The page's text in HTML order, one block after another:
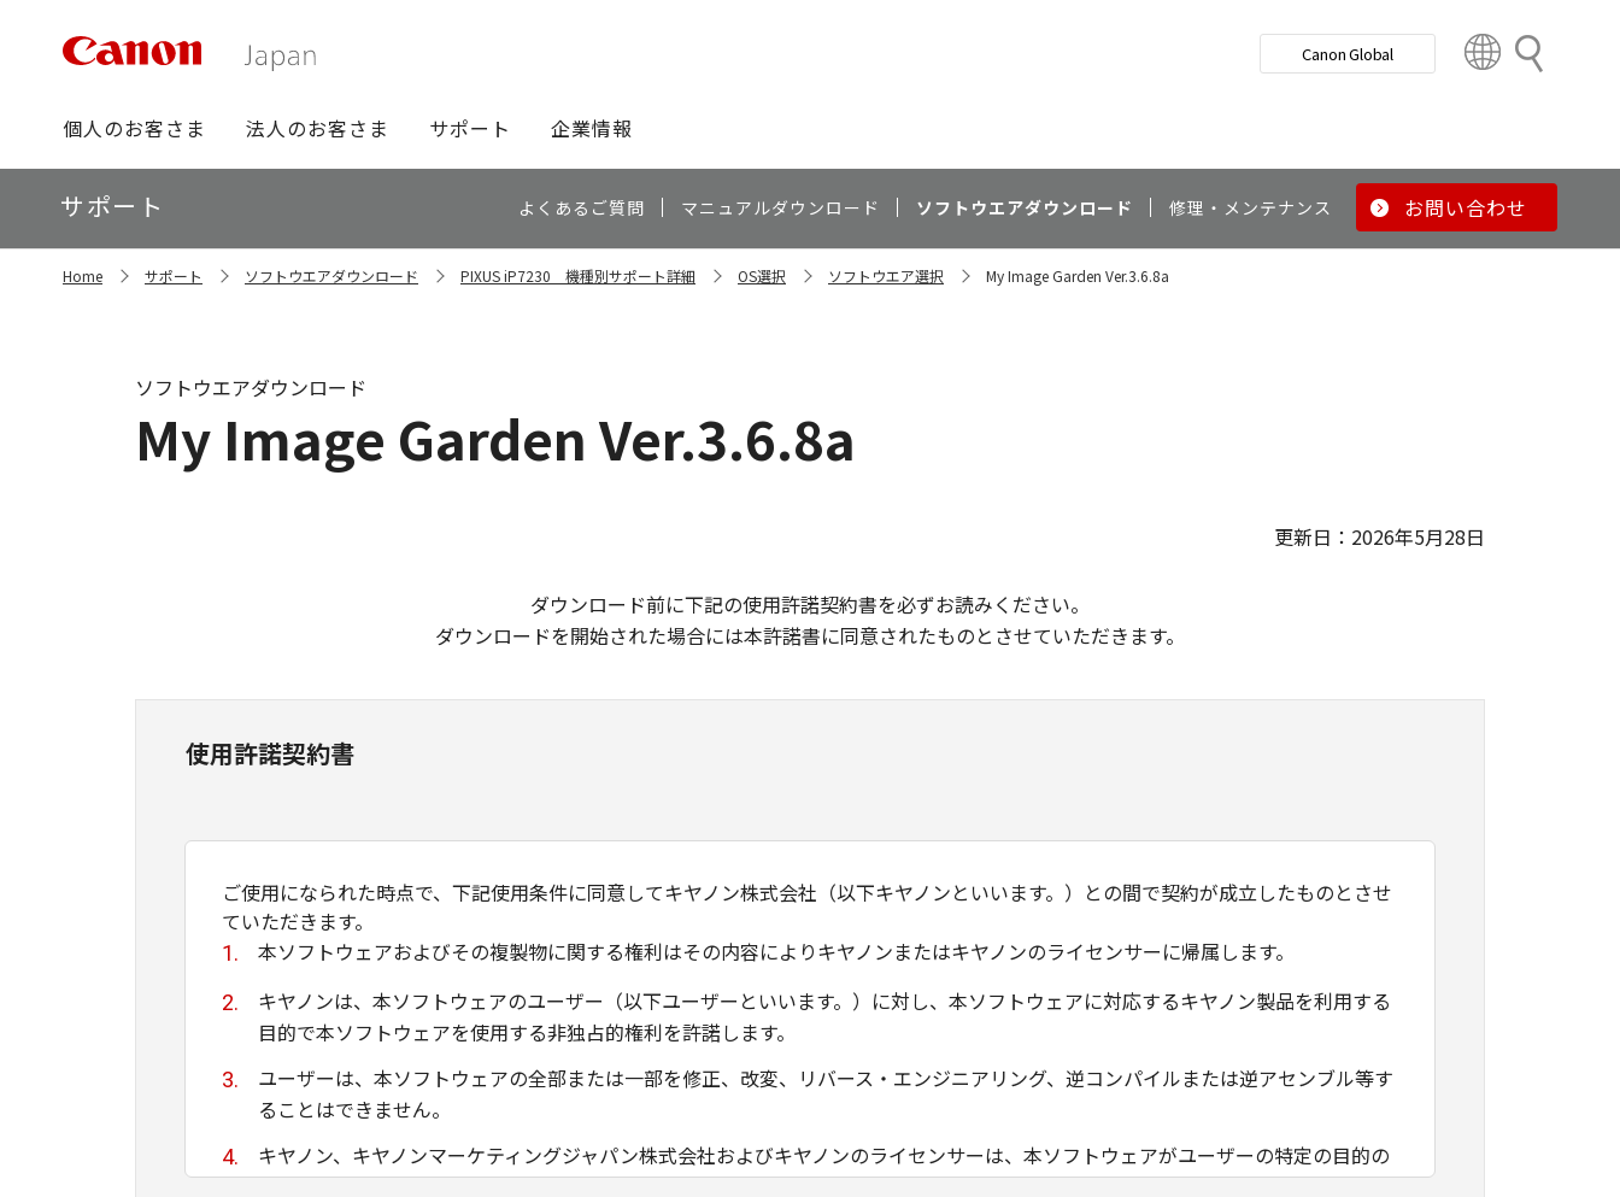
検
グ
ロ
ー
バ
ビ
個人のお客さま 法人のお客さま サポート 企業情報
Canon Global
t
y
ロ
ー
カ
ル
サポート よくあるご質問 マニュアルダウンロード ソフトウエアダウンロード 修理・メンテナンス お問い合わせ
Home サポート ソフトウエアダウンロード PIXUS iP7230 機種別サポート詳細 OS選択 ソフトウエア選択 My Image Garden Ver.3.6.8a
My Image Garden Ver.3.6.8a
ソフトウエアダウンロード
更新日：2026年5月28日
ダウンロード前に下記の使用許諾契約書を必ずお読みください。
ダウンロードを開始された場合には本許諾書に同意されたものとさせていただきます。
使用許諾契約書
ご使用になられた時点で、下記使用条件に同意してキヤノン株式会社（以下キヤノンといいます。）との間で契約が成立したものとさせ
ていただきます。
本ソフトウェアおよびその複製物に関する権利はその内容によりキヤノンまたはキヤノンのライセンサーに帰属します。
キヤノンは、本ソフトウェアのユーザー（以下ユーザーといいます。）に対し、本ソフトウェアに対応するキヤノン製品を利用する
目的で本ソフトウェアを使用する非独占的権利を許諾します。
ユーザーは、本ソフトウェアの全部または一部を修正、改変、リバース・エンジニアリング、逆コンパイルまたは逆アセンブル等す
ることはできません。
キヤノン、キヤノンマーケティングジャパン株式会社およびキヤノンのライセンサーは、本ソフトウェアがユーザーの特定の目的の
ために適当であること、もしくは有用であること、または本ソフトウェアに瑕疵がないこと、その他本ソフトウェアに関していかな